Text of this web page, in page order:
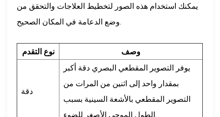
يمكنك استخدام هذه الصور لتخطيط العلاجات والتحقق من
نوع التقدم وصف
دقة
يوفر التصوير المقطعي البصري دقة أكبر
بمقدار واحد إلى اثنين من المرات من
التصوير المقطعي بالأشعة السينية بسبب